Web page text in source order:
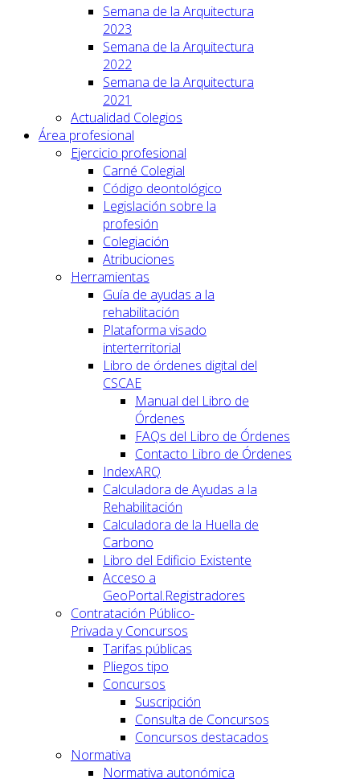
Semana de la Arquitectura
2023
Semana de la Arquitectura
2022
Semana de la Arquitectura
2021
Actualidad Colegios
Área profesional
Ejercicio profesional
Carné Colegial
Código deontológico
Legislación sobre la
profesión
Colegiación
Atribuciones
Herramientas
Guía de ayudas a la
rehabilitación
Plataforma visado
interterritorial
Libro de órdenes digital del
CSCAE
Manual del Libro de
Órdenes
FAQs del Libro de Órdenes
Contacto Libro de Órdenes
IndexARQ
Calculadora de Ayudas a la
Rehabilitación
Calculadora de la Huella de
Carbono
Libro del Edificio Existente
Acceso a
GeoPortal.Registradores
Contratación Público-
Privada y Concursos
Tarifas públicas
Pliegos tipo
Concursos
Suscripción
Consulta de Concursos
Concursos destacados
Normativa
Normativa autonómica